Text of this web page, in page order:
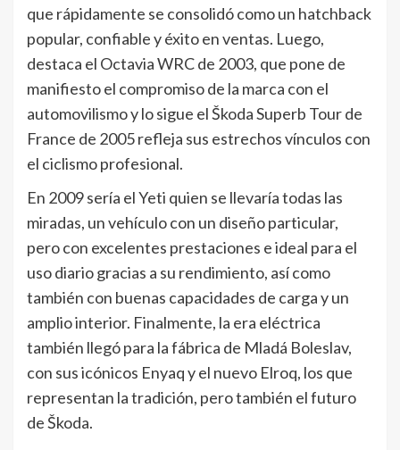
que rápidamente se consolidó como un hatchback
popular, confiable y éxito en ventas. Luego,
destaca el Octavia WRC de 2003, que pone de
manifiesto el compromiso de la marca con el
automovilismo y lo sigue el Škoda Superb Tour de
France de 2005 refleja sus estrechos vínculos con
el ciclismo profesional.
En 2009 sería el Yeti quien se llevaría todas las
miradas, un vehículo con un diseño particular,
pero con excelentes prestaciones e ideal para el
uso diario gracias a su rendimiento, así como
también con buenas capacidades de carga y un
amplio interior. Finalmente, la era eléctrica
también llegó para la fábrica de Mladá Boleslav,
con sus icónicos Enyaq y el nuevo Elroq, los que
representan la tradición, pero también el futuro
de Škoda.